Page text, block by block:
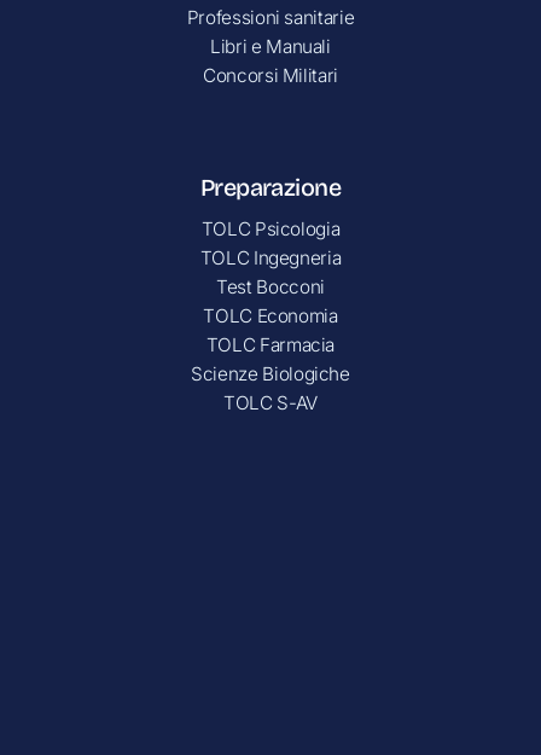
Professioni sanitarie
Libri e Manuali
Concorsi Militari
Preparazione
TOLC Psicologia
TOLC Ingegneria
Test Bocconi
TOLC Economia
TOLC Farmacia
Scienze Biologiche
TOLC S-AV